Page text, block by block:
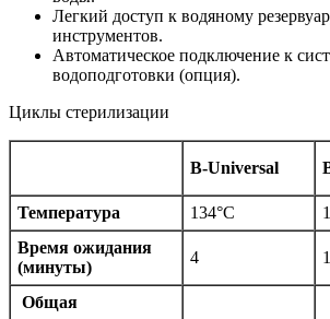
Легкий доступ к водяному
инструментов.
Автоматическое подключение к
водоподготовки (опция).
Циклы стерилизации
B-Universal
Температура
134°C
Время ожидания
(минуты)
4
Общая